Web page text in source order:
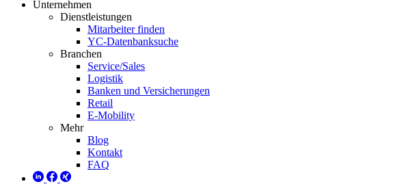
Unternehmen
Dienstleistungen
Mitarbeiter finden
YC-Datenbanksuche
Branchen
Service/Sales
Logistik
Banken und Versicherungen
Retail
E-Mobility
Mehr
Blog
Kontakt
FAQ